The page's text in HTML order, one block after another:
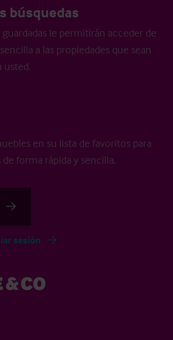
búsquedas
guardadas le permitirán acceder de
a las propiedades que sean
usted.
en su lista de favoritos para
forma rápida y sencilla.
sesión